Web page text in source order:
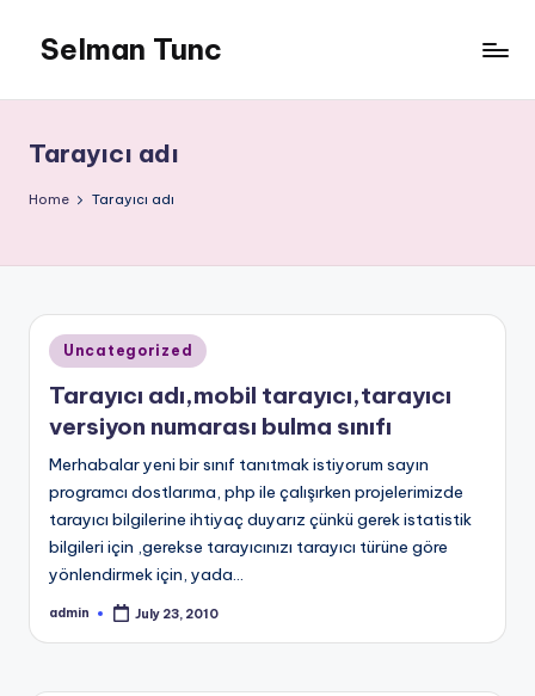
Selman Tunc
Tarayıcı adı
Home Tarayıcı adı
Posted
in
Uncategorized
Tarayıcı adı,mobil tarayıcı,tarayıcı
versiyon numarası bulma sınıfı
Merhabalar yeni bir sınıf tanıtmak istiyorum sayın
programcı dostlarıma, php ile çalışırken projelerimizde
tarayıcı bilgilerine ihtiyaç duyarız çünkü gerek istatistik
bilgileri için ,gerekse tarayıcınızı tarayıcı türüne göre
yönlendirmek için, yada…
Posted
admin July 23, 2010